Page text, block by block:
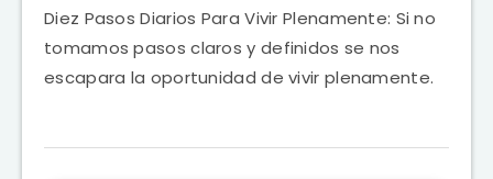
Diez Pasos Diarios Para Vivir Plenamente: Si no
tomamos pasos claros y definidos se nos
escapara la oportunidad de vivir plenamente.